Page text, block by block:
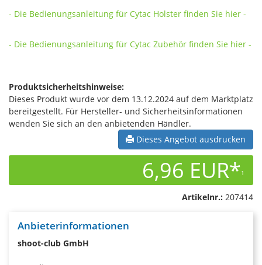
- Die Bedienungsanleitung für Cytac Holster finden Sie hier -
- Die Bedienungsanleitung für Cytac Zubehör finden Sie hier -
Produktsicherheitshinweise:
Dieses Produkt wurde vor dem 13.12.2024 auf dem Marktplatz
bereitgestellt. Für Hersteller- und Sicherheitsinformationen
wenden Sie sich an den anbietenden Händler.
Dieses Angebot ausdrucken
6,96 EUR*1
Artikelnr.: 207414
Anbieterinformationen
shoot-club GmbH